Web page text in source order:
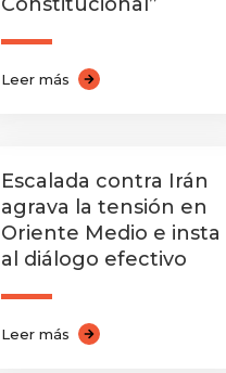
Leer más
Escalada contra Irán
agrava la tensión en
Oriente Medio e insta
al diálogo efectivo
Leer más